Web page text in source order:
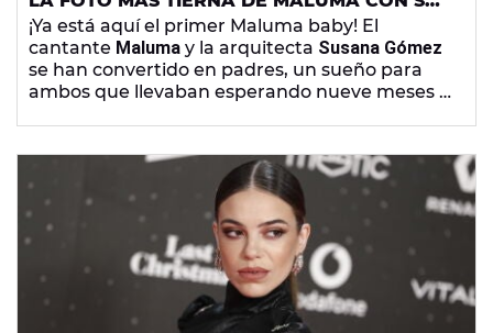
HIJA TRAS CONVERTIRSE EN PADRE
¡Ya está aquí el primer Maluma baby! El
cantante Maluma y la arquitecta Susana Gómez
se han convertido en padres, un sueño para
ambos que llevaban esperando nueve meses a